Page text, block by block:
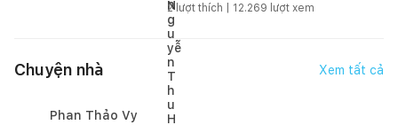
2lượt thích | 12.269 lượt xem
Chuyện nhà Xem tất cả
Phan Thảo Vy